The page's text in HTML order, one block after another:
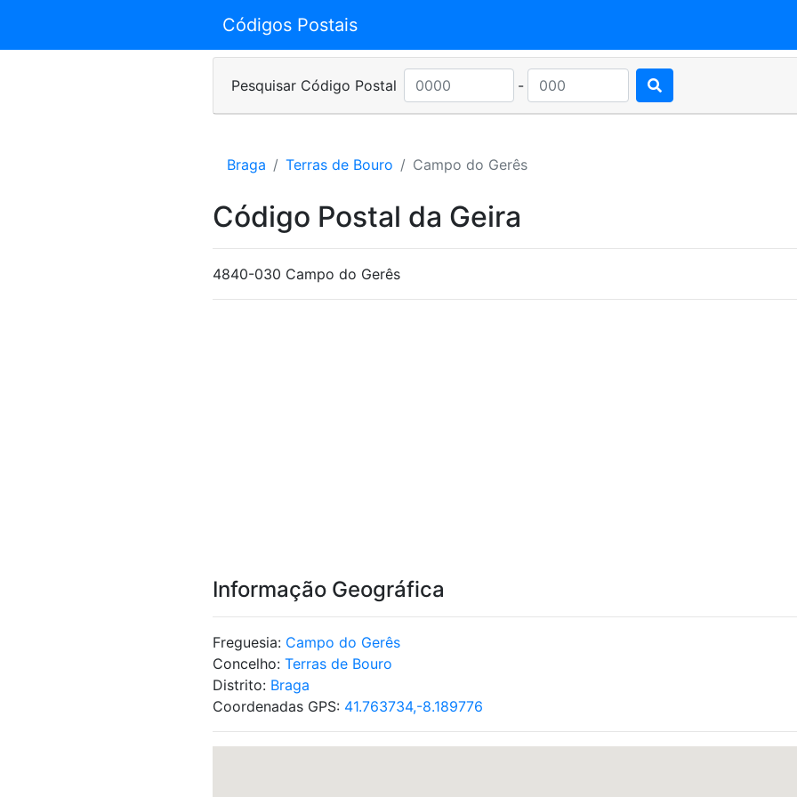
Códigos Postais
Pesquisar Código Postal -
Braga Terras de Bouro Campo do Gerês
Código Postal da Geira
4840-030 Campo do Gerês
Informação Geográfica
Freguesia: Campo do Gerês
Concelho: Terras de Bouro
Distrito: Braga
Coordenadas GPS: 41.763734,-8.189776